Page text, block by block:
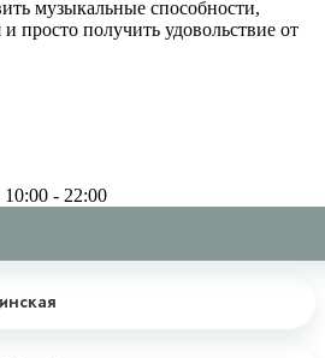
музыкальные способности,
просто получить удовольствие от
- 22:00